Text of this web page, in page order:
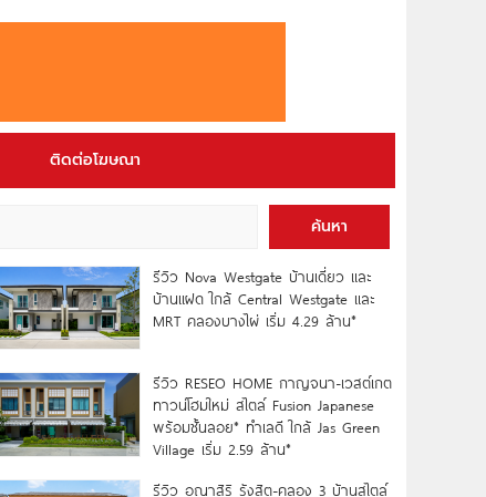
ติดต่อโฆษณา
ค้นหา
รีวิว Nova Westgate บ้านเดี่ยว และ
บ้านแฝด ใกล้ Central Westgate และ
MRT คลองบางไผ่ เริ่ม 4.29 ล้าน*
รีวิว RESEO HOME กาญจนา-เวสต์เกต
ทาวน์โฮมใหม่ สไตล์ Fusion Japanese
พร้อมชั้นลอย* ทำเลดี ใกล้ Jas Green
Village เริ่ม 2.59 ล้าน*
รีวิว อณาสิริ รังสิต-คลอง 3 บ้านสไตล์